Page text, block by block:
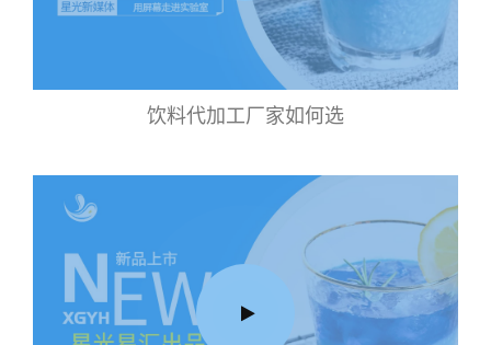
饮料代加工厂家如何选